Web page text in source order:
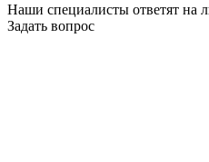
Наши специалисты ответят на
Задать вопрос